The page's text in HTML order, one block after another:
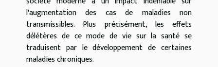
l'augmentation des cas de maladies non
transmissibles. Plus précisément, les effets
délétères de ce mode de vie sur la santé se
traduisent par le développement de certaines
maladies chroniques.